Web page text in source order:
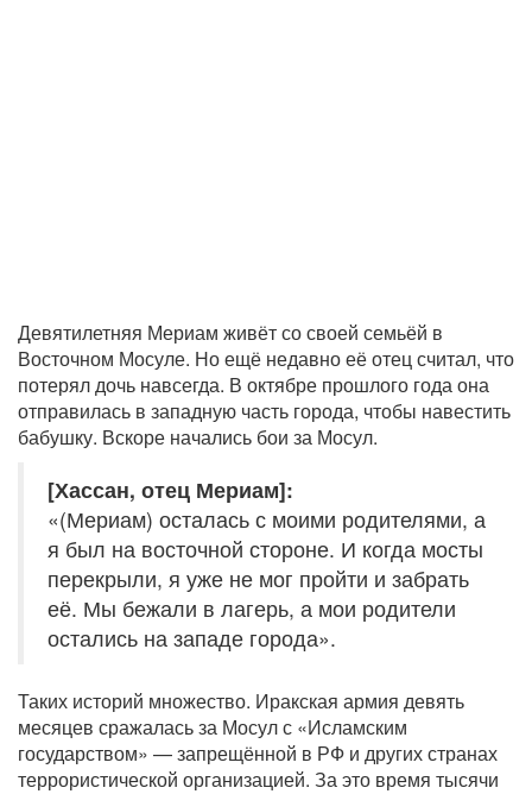
Девятилетняя Мериам живёт со своей семьёй в
Восточном Мосуле. Но ещё недавно её отец считал, что
потерял дочь навсегда. В октябре прошлого года она
отправилась в западную часть города, чтобы навестить
бабушку. Вскоре начались бои за Мосул.
[Хассан, отец Мериам]:
«(Мериам) осталась с моими родителями, а
я был на восточной стороне. И когда мосты
перекрыли, я уже не мог пройти и забрать
её. Мы бежали в лагерь, а мои родители
остались на западе города».
Таких историй множество. Иракская армия девять
месяцев сражалась за Мосул с «Исламским
государством» — запрещённой в РФ и других странах
террористической организацией. За это время тысячи